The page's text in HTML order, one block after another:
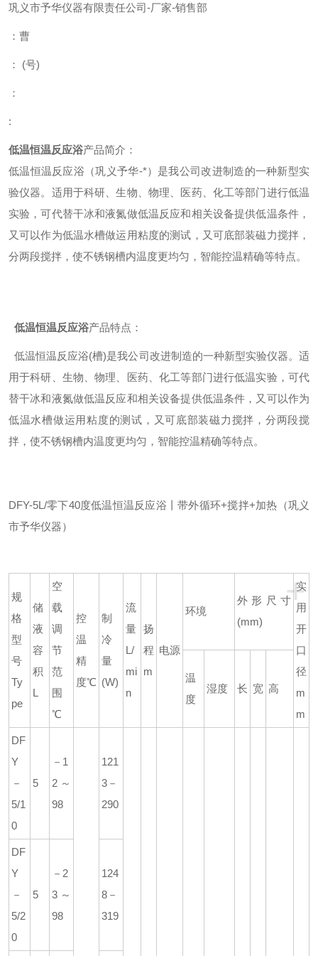
巩义市予华仪器有限责任公司-厂家-销售部
：曹
： (号)
：
:
低温恒温反应浴产品简介：
低温恒温反应浴（巩义予华-*） 是我公司改进制造的一种新型实
验仪器。适用于科研、生物、物理、医药、化工等部门进行低温
实验，可代替干冰和液氮做低温反应和相关设备提供低温条件，
又可以作为低温水槽做运用粘度的测试，又可底部装磁力搅拌，
分两段搅拌，使不锈钢槽内温度更均匀，智能控温精确等特点。
低温恒温反应浴产品特点：
低温恒温反应浴(槽)是我公司改进制造的一种新型实验仪器。适
用于科研、生物、物理、医药、化工等部门进行低温实验，可代
替干冰和液氮做低温反应和相关设备提供低温条件，又可以作为
低温水槽做运用粘度的测试，又可底部装磁力搅拌，分两段搅
拌，使不锈钢槽内温度更均匀，智能控温精确等特点。
DFY-5L/零下40度低温恒温反应浴丨带外循环+搅拌+加热（巩义
市予华仪器）
+
规
格
型
号
Ty
pe
储
液
容
积
L
空
载
调
节
范
围
℃
控
温
精
度℃
制
冷
量
(W)
流
量
L/
mi
n
扬
程
m
电源
环境
外形尺寸
(mm)
实
用
开
口
径
m
m
温
度
湿度 长 宽 高
DF
Y
－
5/1
0
5
－1
2～
98
121
3－
290
DF
Y
－
5/2
0
5
－2
3～
98
124
8－
319